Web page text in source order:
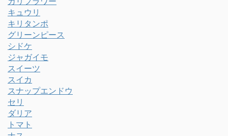
キュウリ
キリタンポ
グリーンピース
シドケ
ジャガイモ
スイーツ
スイカ
スナップエンドウ
セリ
ダリア
トマト